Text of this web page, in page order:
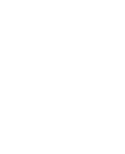
開一部中止のお知ら